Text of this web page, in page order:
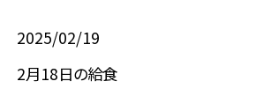
2025/02/19
2月18日の給食